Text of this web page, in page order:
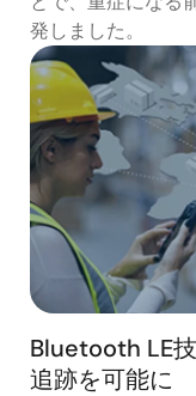
発しました。
Bluetooth LE
追跡を可能に